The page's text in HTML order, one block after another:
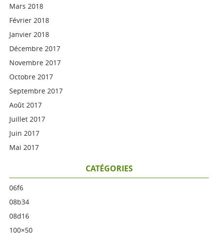
Mars 2018
Février 2018
Janvier 2018
Décembre 2017
Novembre 2017
Octobre 2017
Septembre 2017
Août 2017
Juillet 2017
Juin 2017
Mai 2017
CATÉGORIES
06f6
08b34
08d16
100×50